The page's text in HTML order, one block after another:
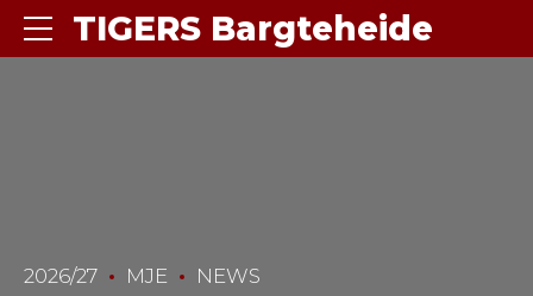
TIGERS Bargteheide
2026/27 MJE NEWS